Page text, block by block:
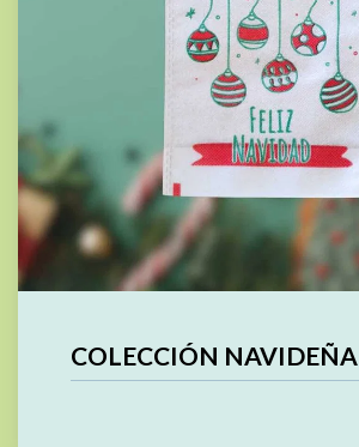
COLECCIÓN NAVIDEÑA